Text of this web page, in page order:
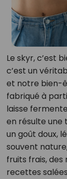
Le skyr, c’est
c’est un
et notre bien-
fabriqué à
laisse
en résulte
un goût doux,
souvent
fruits frais, des
recettes